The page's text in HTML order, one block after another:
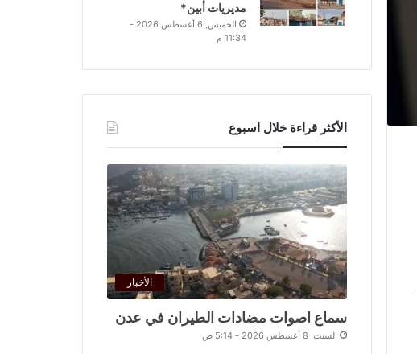
مديريات أبين*
الخميس, 6 أغسطس 2026 -
11:34 م
الأكثر قراءة خلال اسبوع
الأخبار
سماع اصوات مضادات الطيران في عدن
السبت, 8 أغسطس 2026 - 5:14 ص